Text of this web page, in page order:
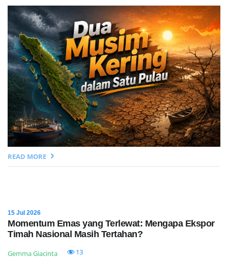
READ MORE
15 Jul 2026
Momentum Emas yang Terlewat: Mengapa Ekspor
Timah Nasional Masih Tertahan?
Gemma Giacinta 13